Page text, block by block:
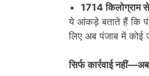
1714किलोग्राम
ये आंकड़े बताते हैं कि
लिए अब पंजाब में कोई
सिर्फ कार्रवाई नहीं—अब